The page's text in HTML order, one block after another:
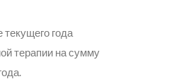
года
терапии на сумму